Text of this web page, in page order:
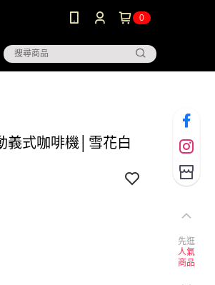
0
義式咖啡機│雪花白
先逛
人氣
商品